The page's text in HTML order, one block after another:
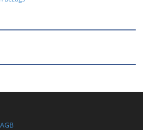
AGB